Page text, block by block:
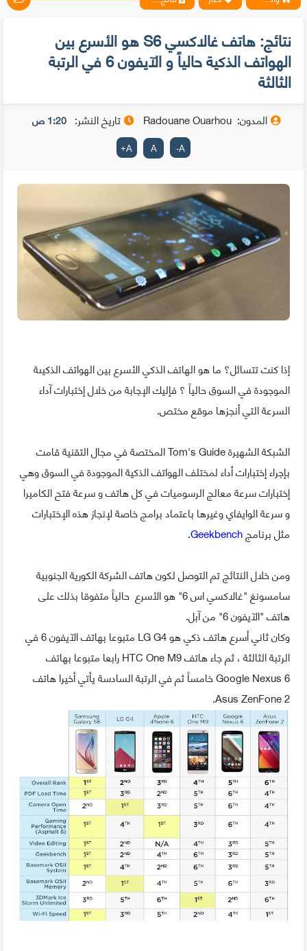
نتائج: هاتف غالاكسي S6 هو الأسرع بين
الهواتف الذكية حالياً و الآيفون 6 في الرتبة
الثالثة
المدون: Radouane Ouarhou تاريخ النشر: 1:20 ص
A
-
A
A
+
إذا كنت تتسائل؟ ما هو الهاتف الذكي الأسرع بين الهواتف الذكيىة
الموجودة في السوق حالياً ؟ فإليك الإجابة من خلال إختبارات آداء
السرعة التي أنجزها موقع مختص.
الشبكة الشهيرة Tom's Guide المختصة في مجال التقنية قامت
بإجراء إختبارات أداء لمختلف الهواتف الذكية الموجودة في السوق وهي
إختبارات سرعة معالج الرسوميات في كل هاتف و سرعة فتح الكاميرا
و سرعة الوايفاي وغيرها باعتماد برامج خاصة لإنجاز هذه الإختبارات
مثل برنامجGeekbench
.
ومن خلال النتائج تم التوصل لكون هاتف الشركة الكورية الجنوبية
سامسونغ "غالاكسي اس 6" هو الأسرع حالياً متفوقا بذلك على
هاتف "الآيفون 6" من آبل.
وكان ثاني أسرع هاتف ذكي هو LG G4 متبوعا بهاتف الآيفون 6 في
الرتبة الثالثة ، ثم جاء هاتف HTC One M9 رابعا متبوعا بهاتف
Google Nexus 6 خامساً ثم في الرتبة السادسة يأتي أخيرا هاتف
Asus ZenFone 2.